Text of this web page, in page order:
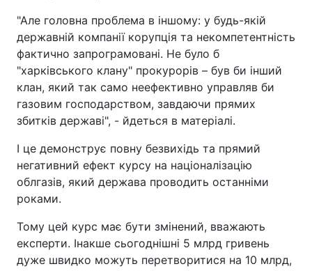
"Але головна проблема в іншому: у будь-якій
державній компанії корупція та некомпетентність
фактично запрограмовані. Не було б
"харківського клану" прокурорів – був би інший
клан, який так само неефективно управляв би
газовим господарством, завдаючи прямих
збитків державі", - йдеться в матеріалі.
І це демонструє повну безвихідь та прямий
негативний ефект курсу на націоналізацію
облгазів, який держава проводить останніми
роками.
Тому цей курс має бути змінений, вважають
експерти. Інакше сьогоднішні 5 млрд гривень
дуже швидко можуть перетворитися на 10 млрд,